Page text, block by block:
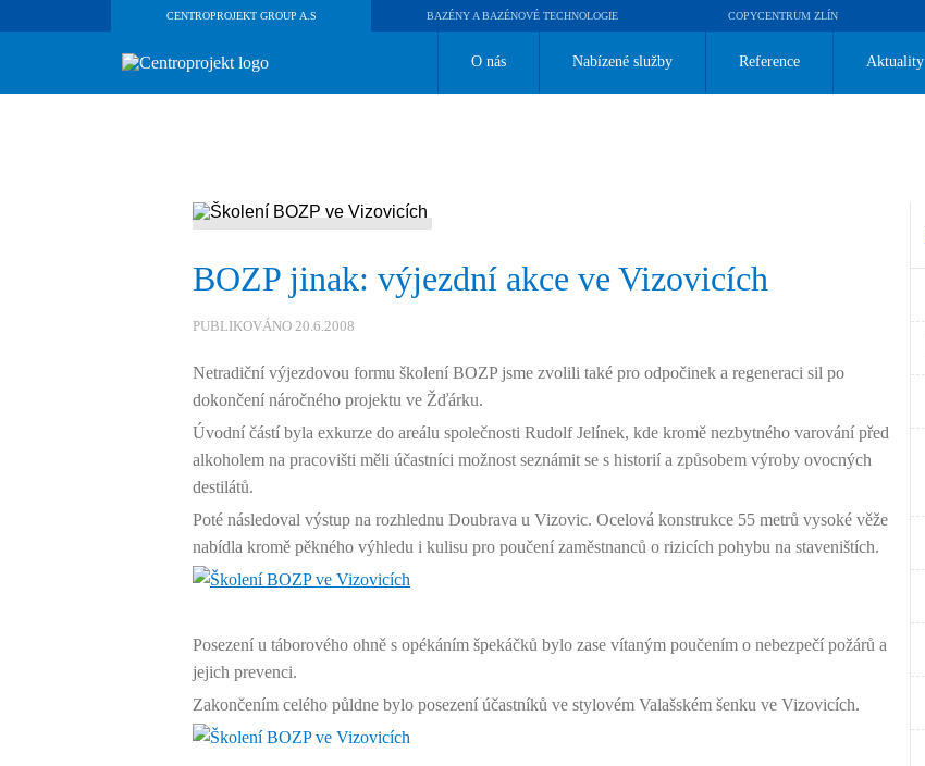
CENTROPROJEKT GROUP A.S BAZÉNY A BAZÉNOVÉ TECHNOLOGIE COPYCENTRUM ZLÍN
O nás Nabízené služby Reference Aktuality
BOZP jinak: výjezdní akce ve Vizovicích
PUBLIKOVÁNO 20.6.2008
Netradiční výjezdovou formu školení BOZP jsme zvolili také pro odpočinek a regeneraci sil po
dokončení náročného projektu ve Žďárku.
Úvodní částí byla exkurze do areálu společnosti Rudolf Jelínek, kde kromě nezbytného varování před
alkoholem na pracovišti měli účastníci možnost seznámit se s historií a způsobem výroby ovocných
destilátů.
Poté následoval výstup na rozhlednu Doubrava u Vizovic. Ocelová konstrukce 55 metrů vysoké věže
nabídla kromě pěkného výhledu i kulisu pro poučení zaměstnanců o rizicích pohybu na staveništích.
Posezení u táborového ohně s opékáním špekáčků bylo zase vítaným poučením o nebezpečí požárů a
jejich prevenci.
Zakončením celého půldne bylo posezení účastníků ve stylovém Valašském šenku ve Vizovicích.